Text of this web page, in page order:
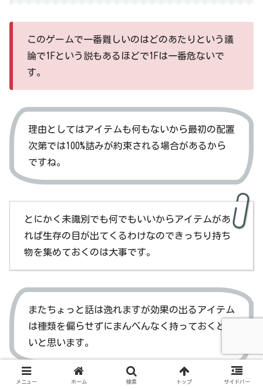
このゲームで一番難しいのはどのあたりという議
論で1Fという説もあるほどで1Fは一番危ないで
す。
理由としてはアイテムも何もないから最初の配置
次第では100%詰みが約束される場合があるから
ですね。
とにかく未識別でも何でもいいからアイテムがあ
れば生存の目が出てくるわけなのできっちり持ち
物を集めておくのは大事です。
またちょっと話は逸れますが効果の出るアイテム
は種類を偏らせずにまんべんなく持っておくとい
いと思います。
メニュー ホーム 検索 トップ サイドバー